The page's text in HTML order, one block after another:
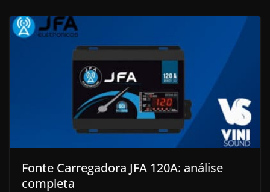
Fonte Carregadora JFA 120A: análise
completa